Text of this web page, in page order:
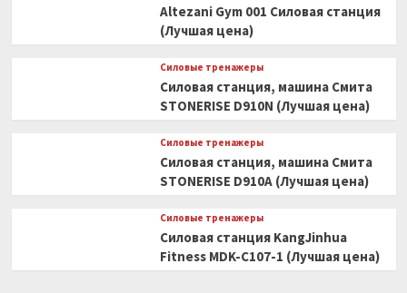
Altezani Gym 001 Силовая станция
(Лучшая цена)
Силовые тренажеры
Силовая станция, машина Смита
STONERISE D910N (Лучшая цена)
Силовые тренажеры
Силовая станция, машина Смита
STONERISE D910A (Лучшая цена)
Силовые тренажеры
Силовая станция KangJinhua
Fitness MDK-C107-1 (Лучшая цена)